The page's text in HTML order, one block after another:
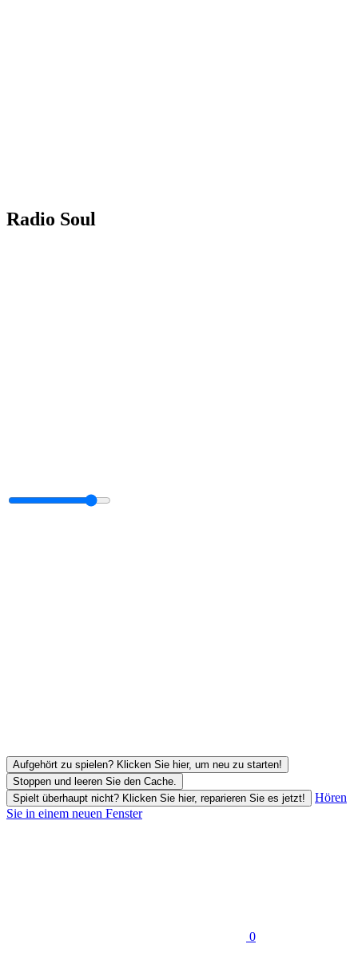
Radio Soul
Aufgehört zu spielen? Klicken Sie hier, um neu zu starten!
Stoppen und leeren Sie den Cache.
Spielt überhaupt nicht? Klicken Sie hier, reparieren Sie es jetzt!
Hören
Sie in einem neuen Fenster
0